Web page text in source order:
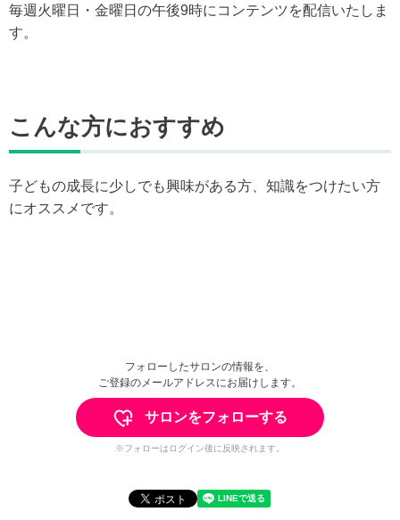
毎週火曜日・金曜日の午後9時にコンテンツを配信いたしま
す。
こんな方におすすめ
子どもの成長に少しでも興味がある方、知識をつけたい方
にオススメです。
フォローしたサロンの情報を、
ご登録のメールアドレスにお届けします。
サロンをフォローする
※フォローはログイン後に反映されます。